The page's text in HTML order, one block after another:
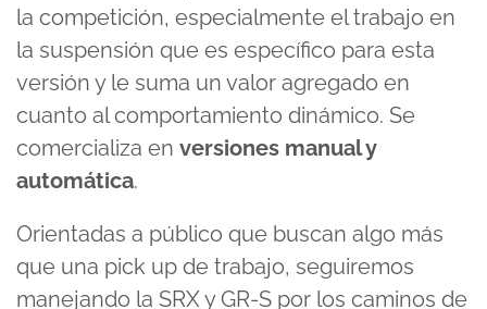
la competición, especialmente el trabajo en
la suspensión que es específico para esta
versión y le suma un valor agregado en
cuanto al comportamiento dinámico. Se
comercializa en versiones manual y
automática.
Orientadas a público que buscan algo más
que una pick up de trabajo, seguiremos
manejando la SRX y GR-S por los caminos de